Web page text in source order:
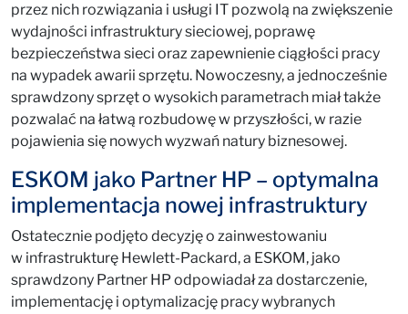
przez nich rozwiązania i usługi IT pozwolą na zwiększenie
wydajności infrastruktury sieciowej, poprawę
bezpieczeństwa sieci oraz zapewnienie ciągłości pracy
na wypadek awarii sprzętu. Nowoczesny, a jednocześnie
sprawdzony sprzęt o wysokich parametrach miał także
pozwalać na łatwą rozbudowę w przyszłości, w razie
pojawienia się nowych wyzwań natury biznesowej.
ESKOM jako Partner HP – optymalna
implementacja nowej infrastruktury
Ostatecznie podjęto decyzję o zainwestowaniu
w infrastrukturę Hewlett-Packard, a ESKOM, jako
sprawdzony Partner HP odpowiadał za dostarczenie,
implementację i optymalizację pracy wybranych